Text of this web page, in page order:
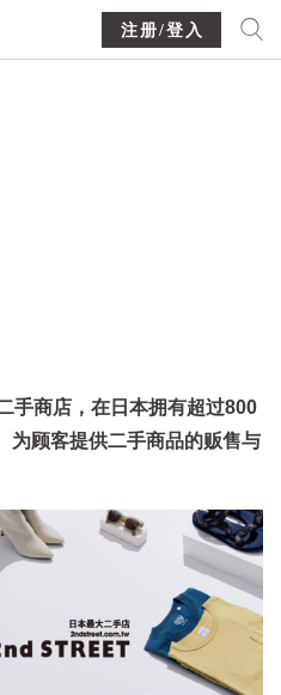
注册/登入
手商店，在日本拥有超过800
为顾客提供二手商品的贩售与